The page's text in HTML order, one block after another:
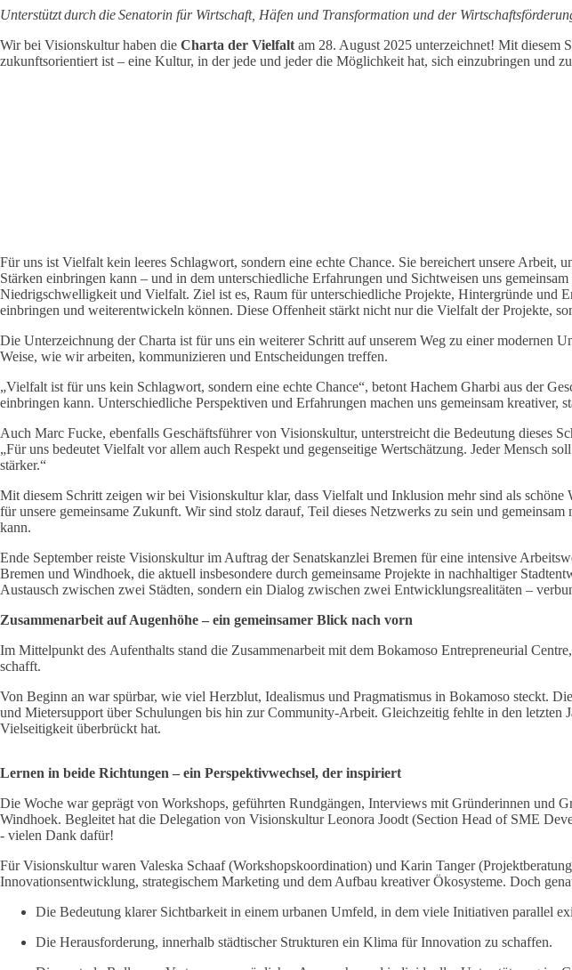
Unterstützt durch die Senatorin für Wirtschaft, Häfen und Transformation und der
Wir bei Visionskultur haben die Charta der Vielfalt am 28. August 2025 unterzeichnet! Mit diesem
zukunftsorientiert ist – eine Kultur, in der jede und jeder die Möglichkeit hat, sich einzubringen und
Für uns ist Vielfalt kein leeres Schlagwort, sondern eine echte Chance. Sie bereichert unsere
Stärken einbringen kann – und in dem unterschiedliche Erfahrungen und Sichtweisen uns
Niedrigschwelligkeit und Vielfalt. Ziel ist es, Raum für unterschiedliche Projekte, Hintergründe und
einbringen und weiterentwickeln können. Diese Offenheit stärkt nicht nur die Vielfalt der Projekte,
Die Unterzeichnung der Charta ist für uns ein weiterer Schritt auf unserem Weg zu einer modernen
Weise, wie wir arbeiten, kommunizieren und Entscheidungen treffen.
„Vielfalt ist für uns kein Schlagwort, sondern eine echte Chance“, betont Hachem Gharbi aus der
einbringen kann. Unterschiedliche Perspektiven und Erfahrungen machen uns gemeinsam kreativer,
Auch Marc Fucke, ebenfalls Geschäftsführer von Visionskultur, unterstreicht die Bedeutung dieses
„Für uns bedeutet Vielfalt vor allem auch Respekt und gegenseitige Wertschätzung. Jeder Mensch
stärker.“
Mit diesem Schritt zeigen wir bei Visionskultur klar, dass Vielfalt und Inklusion mehr sind als
für unsere gemeinsame Zukunft. Wir sind stolz darauf, Teil dieses Netzwerks zu sein und
kann.
Ende September reiste Visionskultur im Auftrag der Senatskanzlei Bremen für eine intensive
Bremen und Windhoek, die aktuell insbesondere durch gemeinsame Projekte in nachhaltiger
Austausch zwischen zwei Städten, sondern ein Dialog zwischen zwei Entwicklungsrealitäten –
Zusammenarbeit auf Augenhöhe – ein gemeinsamer Blick nach vorn
Im Mittelpunkt des Aufenthalts stand die Zusammenarbeit mit dem Bokamoso Entrepreneurial
schafft.
Von Beginn an war spürbar, wie viel Herzblut, Idealismus und Pragmatismus in Bokamoso steckt.
und Mietersupport über Schulungen bis hin zur Community-Arbeit. Gleichzeitig fehlte in den
Vielseitigkeit überbrückt hat.
Lernen in beide Richtungen – ein Perspektivwechsel, der inspiriert
Die Woche war geprägt von Workshops, geführten Rundgängen, Interviews mit Gründerinnen und
Windhoek. Begleitet hat die Delegation von Visionskultur Leonora Joodt (Section Head of SME
- vielen Dank dafür!
Für Visionskultur waren Valeska Schaaf (Workshopskoordination) und Karin Tanger
Innovationsentwicklung, strategischem Marketing und dem Aufbau kreativer Ökosysteme. Doch
Die Bedeutung klarer Sichtbarkeit in einem urbanen Umfeld, in dem viele Initiativen parallel
Die Herausforderung, innerhalb städtischer Strukturen ein Klima für Innovation zu schaffen.